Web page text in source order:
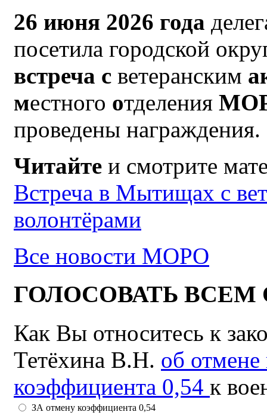
26 июня 2026 года
посетила городской
встреча с ветеранским
местного отделения
проведены награждения.
Читайте и смотрите
Встреча в Мытищах с
волонтёрами
Все новости МОРО
ГОЛОСОВАТЬ ВСЕМ
Как Вы относитесь к
Тетёхина В.Н. об
коэффициента 0,54 к
ЗА отмену коэффициента 0,54